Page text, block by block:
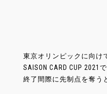
東京オリンピックに向け
SAISON CARD CUP
終了間際に先制点を奪う